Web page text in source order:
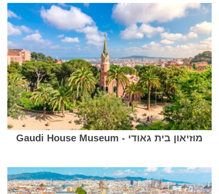
מוזיאון בית גאודי - Gaudi House Museum